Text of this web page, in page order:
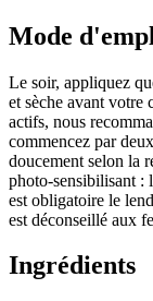
Mode
Le soir, appliquez
et sèche avant votre
actifs, nous
commencez par
doucement selon la
photo-sensibilisant :
est obligatoire le
est déconseillé aux
Ingrédients